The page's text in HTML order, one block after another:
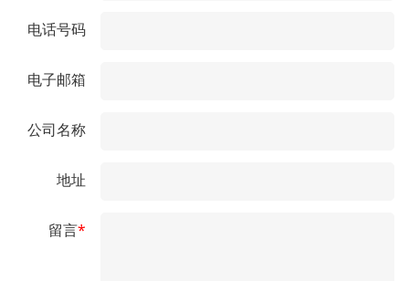
电话号码
电子邮箱
公司名称
地址
留言*